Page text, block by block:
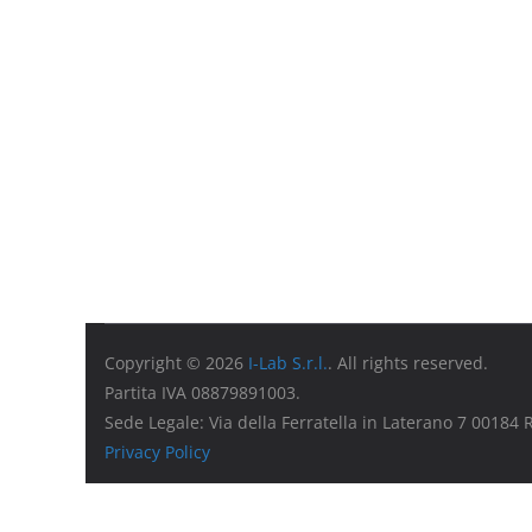
Copyright © 2026 I-Lab S.r.l.. All rights reserved.
Partita IVA 08879891003.
Sede Legale: Via della Ferratella in Laterano 7 00184
Privacy Policy